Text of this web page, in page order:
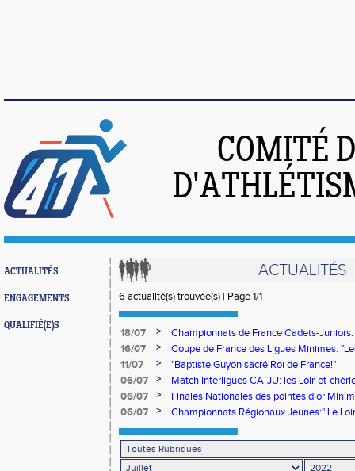
COMITÉ
ACTUALITÉS
ENGAGEMENTS
QUALIFIÉ(E)S
ACTUALITÉS
6 actualité(s) trouvée(s) | Page 1/1
18/07 >
Championnats de France Cadets-
décrochent 5 médailles dont 1 en Or!
16/07 >
Coupe de France des Ligues Minimes:
rendez-vous en 2023!"
11/07 >
"Baptiste Guyon sacré Roi de France!"
06/07
>
Match Interligues CA-JU: les Loir-et-
06/07
>
Finales Nationales des pointes d'or
d'expérience"
06/07 >
Championnats Régionaux Jeunes:" Le